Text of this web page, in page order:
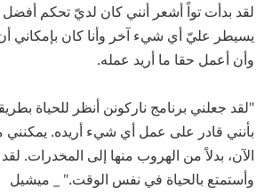
لقد بدأت تواً أشعر أنني كان لديّ تحكم
يسيطر عليّ أي شيء آخر وأنا كان بإمكاني
وأن أعمل حقا ما أريد عمله.
"لقد جعلني برنامج ناركونن أنظر للحياة
بأنني قادر على عمل أي شيء أريده.
الآن، بدلاً من الهروب منها إلى المخدرات.
وأستمتع بالحياة في نفس الوقت." _ ميشيل